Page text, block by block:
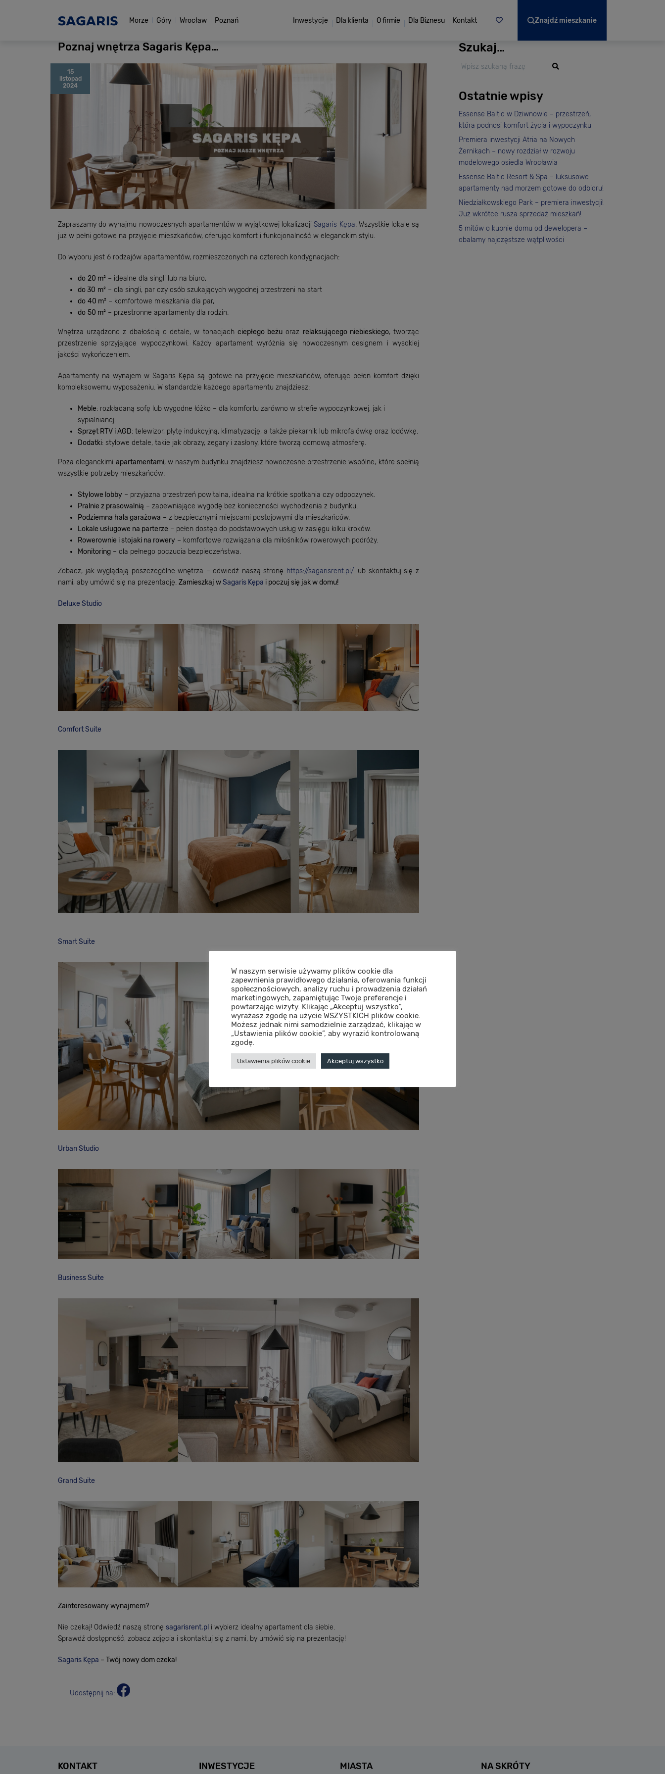
Morze Góry Wrocław Poznań Inwestycje Dla klienta O firmie Dla Biznesu Kontakt Znajdź mieszkanie
Poznaj wnętrza Sagaris Kępa…
15
listopad
2024
Zapraszamy do wynajmu nowoczesnych apartamentów w wyjątkowej lokalizacjiSagaris Kępa. Wszystkie lokale są
już w pełni gotowe na przyjęcie mieszkańców, oferując komfort i funkcjonalność w eleganckim stylu.
Do wyboru jest 6 rodzajów apartamentów, rozmieszczonych na czterech kondygnacjach:
do 20 m² – idealne dla singli lub na biuro,
do 30 m² – dla singli, par czy osób szukających wygodnej przestrzeni na start
do 40 m² – komfortowe mieszkania dla par,
do 50 m² – przestronne apartamenty dla rodzin.
Wnętrza urządzono z dbałością o detale, w tonacjach ciepłego beżu oraz relaksującego niebieskiego, tworząc
przestrzenie sprzyjające wypoczynkowi. Każdy apartament wyróżnia się nowoczesnym designem i wysokiej
jakości wykończeniem.
Apartamenty na wynajem w Sagaris Kępa są gotowe na przyjęcie mieszkańców, oferując pełen komfort dzięki
kompleksowemu wyposażeniu. W standardzie każdego apartamentu znajdziesz:
Meble: rozkładaną sofę lub wygodne łóżko – dla komfortu zarówno w strefie wypoczynkowej, jak i
sypialnianej.
Sprzęt RTV i AGD: telewizor, płytę indukcyjną, klimatyzację, a także piekarnik lub mikrofalówkę oraz lodówkę.
Dodatki: stylowe detale, takie jak obrazy, zegary i zasłony, które tworzą domową atmosferę.
Poza eleganckimi apartamentami, w naszym budynku znajdziesz nowoczesne przestrzenie wspólne, które spełnią
wszystkie potrzeby mieszkańców:
Stylowe lobby – przyjazna przestrzeń powitalna, idealna na krótkie spotkania czy odpoczynek.
Pralnie z prasowalnią – zapewniające wygodę bez konieczności wychodzenia z budynku.
Podziemna hala garażowa – z bezpiecznymi miejscami postojowymi dla mieszkańców.
Lokale usługowe na parterze – pełen dostęp do podstawowych usług w zasięgu kilku kroków.
Rowerownie i stojaki na rowery – komfortowe rozwiązania dla miłośników rowerowych podróży.
Monitoring – dla pełnego poczucia bezpieczeństwa.
Zobacz, jak wyglądają poszczególne wnętrza – odwiedź naszą stronę https://sagarisrent.pl/lub skontaktuj się z
nami, aby umówić się na prezentację. Zamieszkaj wSagaris Kępa i poczuj się jak w domu!
Deluxe Studio
Comfort Suite
Smart Suite
Urban Studio
Business Suite
Grand Suite
Zainteresowany wynajmem?
Nie czekaj! Odwiedź naszą stronę sagarisrent.pl i wybierz idealny apartament dla siebie.
Sprawdź dostępność, zobacz zdjęcia i skontaktuj się z nami, by umówić się na prezentację!
Sagaris Kępa – Twój nowy dom czeka!
Udostępnij na:
Szukaj…
Ostatnie wpisy
Essense Baltic w Dziwnowie – przestrzeń,
która podnosi komfort życia i wypoczynku
Premiera inwestycji Atria na Nowych
Żernikach – nowy rozdział w rozwoju
modelowego osiedla Wrocławia
Essense Baltic Resort & Spa – luksusowe
apartamenty nad morzem gotowe do odbioru!
Niedziałkowskiego Park – premiera inwestycji!
Już wkrótce rusza sprzedaż mieszkań!
5 mitów o kupnie domu od dewelopera –
obalamy najczęstsze wątpliwości
KONTAKT INWESTYCJE MIASTA NA SKRÓTY
W naszym serwisie używamy plików cookie dla
zapewnienia prawidłowego działania, oferowania funkcji
społecznościowych, analizy ruchu i prowadzenia działań
marketingowych, zapamiętując Twoje preferencje i
powtarzając wizyty. Klikając „Akceptuj wszystko”,
wyrażasz zgodę na użycie WSZYSTKICH plików cookie.
Możesz jednak nimi samodzielnie zarządzać, klikając w
„Ustawienia plików cookie”, aby wyrazić kontrolowaną
zgodę.
Ustawienia plików cookie Akceptuj wszystko